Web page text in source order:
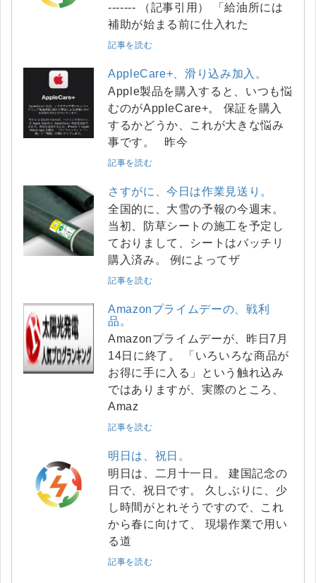
------- （記事引用） 「給油所には
補助が始まる前に仕入れた
記事を読む
AppleCare+、滑り込み加入。
Apple製品を購入すると、いつも悩
むのがAppleCare+。 保証を購入
するかどうか、これが大きな悩み
事です。 昨今
記事を読む
さすがに、今日は作業見送り。
全国的に、大雪の予報の今週末。
当初、防草シートの施工を予定し
ておりまして、シートはバッチリ
購入済み。 例によってザ
記事を読む
Amazonプライムデーの、戦利
品。
Amazonプライムデーが、昨日7月
14日に終了。 「いろいろな商品が
お得に手に入る」という触れ込み
ではありますが、実際のところ、
Amaz
記事を読む
明日は、祝日。
明日は、二月十一日。 建国記念の
日で、祝日です。 久しぶりに、少
し時間がとれそうですので、これ
から春に向けて、 現場作業で用い
る道
記事を読む